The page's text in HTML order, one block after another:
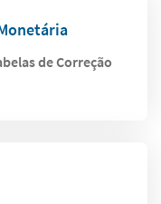
de Correção